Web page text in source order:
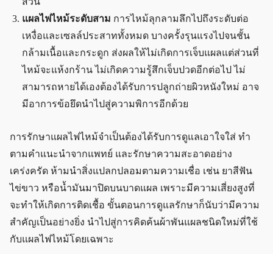
แผลไฟไหม้ระดับสาม การไหม้ลุกลามลึกไปถึงระดับต่อ
เหงื่อและเซลล์ประสาททั้งหมด บางครั้งรุนแรงไปจนชั้น
กล้ามเนื้อและกระดูก ส่งผลให้ไม่เกิดการเจ็บแผลแต่ส่วนที่
ไหม้จะแห้งกร้าน ไม่เกิดความรู้สึกเจ็บปวดอีกต่อไป ไม่
สามารถหายได้เองต้องได้รับการปลูกถ่ายผิวหนังใหม่ อาจ
มีอาการข้อยึดนำไปสู่ความพิการอีกด้วย
การรักษาแผลไฟไหม้จำเป็นต้องได้รับการดูแลเอาใจใส่ ทำ
ตามคำแนะนำจากแพทย์ และรักษาความสะอาดอย่าง
เคร่งครัด ห้ามนำสิ่งแปลกปลอมตามความเชื่อ เช่น ยาสีฟัน
ไข่ขาว หรือน้ำมันมาปิดบนบาดแผล เพราะมีความเสี่ยงสูงที่
จะทำให้เกิดการติดเชื้อ ขั้นตอนการดูแลรักษาก็นับว่ามีความ
สำคัญเป็นอย่างยิ่ง นำไปสู่การคิดค้นผ้าพันแผลชนิดใหม่ที่ใช้
กับแผลไฟไหม้โดยเฉพาะ